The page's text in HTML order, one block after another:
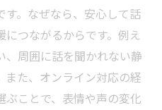
す。なぜなら、安心して話
つながるからです。例え
、周囲に話を聞かれない静
また、オンライン対応の経
ことで、表情や声の変化